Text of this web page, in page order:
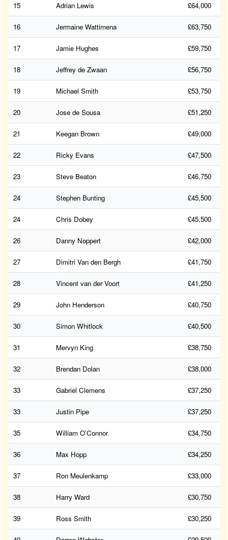
15 Adrian Lewis £64,000
16 Jermaine Wattimena £63,750
17 Jamie Hughes £59,750
18 Jeffrey de Zwaan £56,750
19 Michael Smith £53,750
20 Jose de Sousa £51,250
21 Keegan Brown £49,000
22 Ricky Evans £47,500
23 Steve Beaton £46,750
24 Stephen Bunting £45,500
24 Chris Dobey £45,500
26 Danny Noppert £42,000
27 Dimitri Van den Bergh £41,750
28 Vincent van der Voort £41,250
29 John Henderson £40,750
30 Simon Whitlock £40,500
31 Mervyn King £38,750
32 Brendan Dolan £38,000
33 Gabriel Clemens £37,250
33 Justin Pipe £37,250
35 William O’Connor £34,750
36 Max Hopp £34,250
37 Ron Meulenkamp £33,000
38 Harry Ward £30,750
39 Ross Smith £30,250